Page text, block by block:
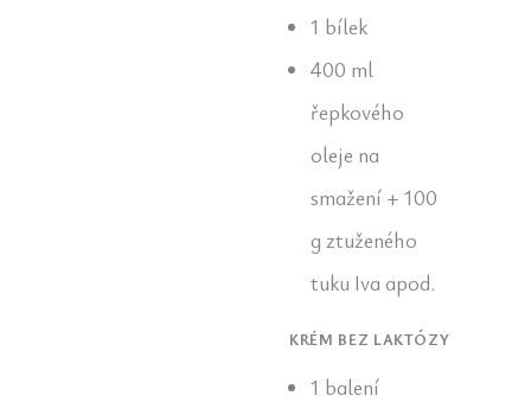
1 bílek
400 ml
řepkového
oleje na
smažení + 100
g ztuženého
tuku Iva apod.
KRÉM BEZ LAKTÓZY
1 balení